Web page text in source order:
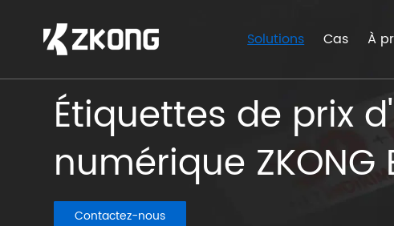
Solutions Cas À
Étiquettes de prix
numérique ZKONG
Contactez-nous